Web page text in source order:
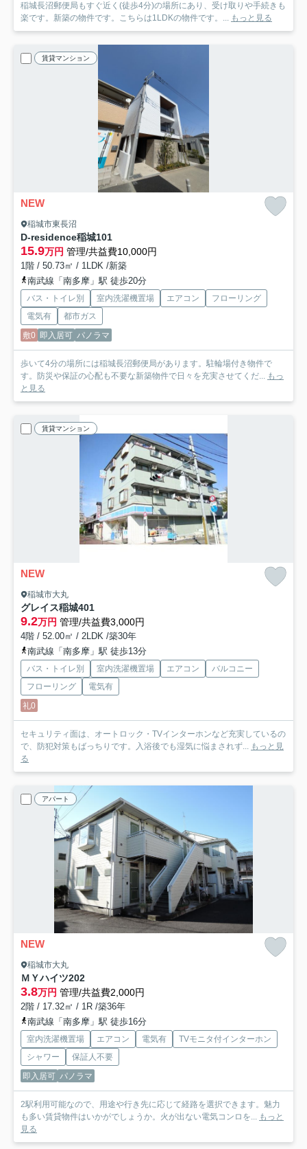
稲城長沼郵便局もすぐ近く(徒歩4分)の場所にあり、受け取りや手続きも
楽です。新築の物件です。こちらは1LDKの物件です。... もっと見る
賃貸マンション
NEW
稲城市東長沼
D-residence稲城101
15.9万円 管理/共益費10,000円
1階 / 50.73㎡ / 1LDK /新築
南武線「南多摩」駅 徒歩20分
バス・トイレ別 室内洗濯機置場 エアコン
フローリング
電気有
都市ガス
敷0 即入居可 パノラマ
歩いて4分の場所には稲城長沼郵便局があります。駐輪場付き物件で
す。防災や保証の心配も不要な新築物件で日々を充実させてくだ... もっ
と見る
賃貸マンション
NEW
稲城市大丸
グレイス稲城401
9.2万円 管理/共益費3,000円
4階 / 52.00㎡ / 2LDK /築30年
南武線「南多摩」駅 徒歩13分
バス・トイレ別 室内洗濯機置場 エアコン
バルコニー
フローリング
電気有
礼0
セキュリティ面は、オートロック・TVインターホンなど充実しているの
で、防犯対策もばっちりです。入浴後でも湿気に悩まされず... もっと見
る
アパート
NEW
稲城市大丸
ＭＹハイツ202
3.8万円 管理/共益費2,000円
2階 / 17.32㎡ / 1R /築36年
南武線「南多摩」駅 徒歩16分
室内洗濯機置場 エアコン 電気有
TVモニタ付インターホン
シャワー
保証人不要
即入居可 パノラマ
2駅利用可能なので、用途や行き先に応じて経路を選択できます。魅力
も多い賃貸物件はいかがでしょうか。火が出ない電気コンロを... もっと
見る